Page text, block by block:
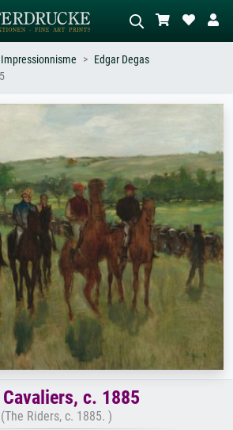
ou style –
Hokusai,
Décrivez la scène – ex. prairie verte,
arbre.
Impressionnisme
Edgar Degas
Cavaliers, c. 1885
(The Riders, c. 1885. )